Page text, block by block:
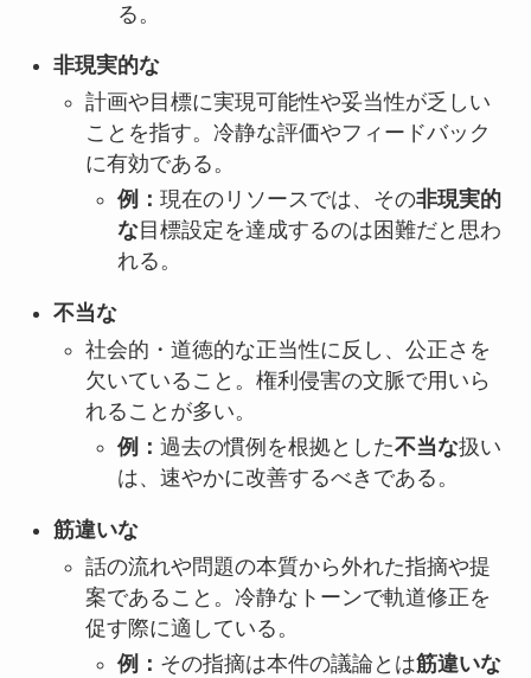
る。
非現実的な
計画や目標に実現可能性や妥当性が乏しい
ことを指す。冷静な評価やフィードバック
に有効である。
例： 現在のリソースでは、その非現実的
な目標設定を達成するのは困難だと思わ
れる。
不当な
社会的・道徳的な正当性に反し、公正さを
欠いていること。権利侵害の文脈で用いら
れることが多い。
例： 過去の慣例を根拠とした不当な扱い
は、速やかに改善するべきである。
筋違いな
話の流れや問題の本質から外れた指摘や提
案であること。冷静なトーンで軌道修正を
促す際に適している。
例： その指摘は本件の議論とは筋違いな